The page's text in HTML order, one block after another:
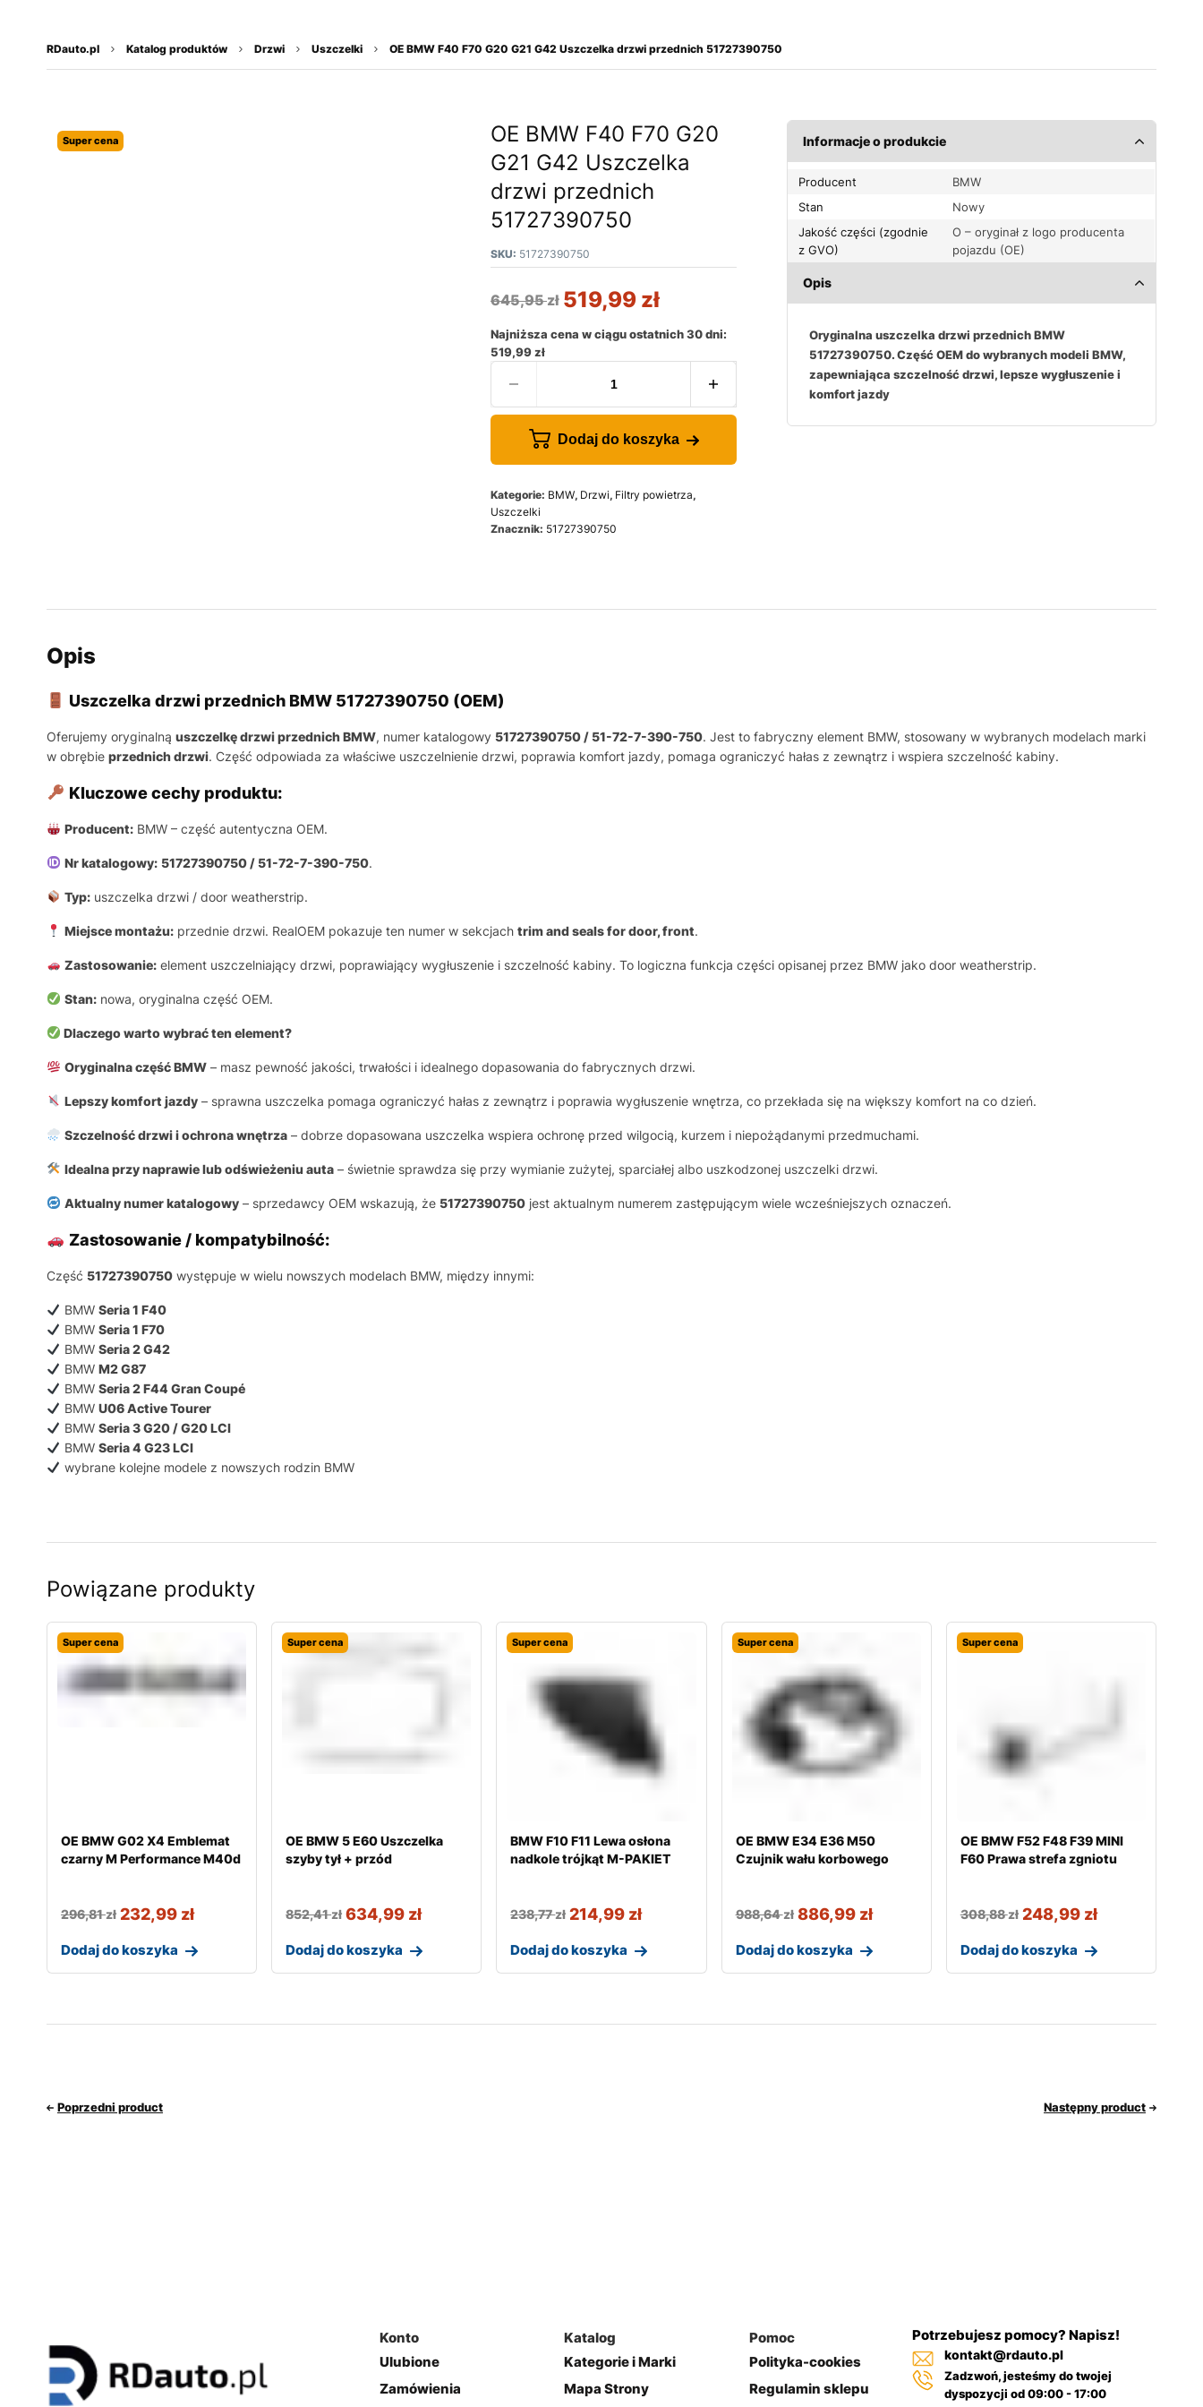
RDauto.pl Katalog produktów Drzwi Uszczelki OE BMW F40 F70 G20 G21 G42 Uszczelka drzwi przednich 51727390750
Super cena
OE BMW F40 F70 G20
G21 G42 Uszczelka
drzwi przednich
51727390750
SKU: 51727390750
645,95zł 519,99 zł
Najniższa cena w ciągu ostatnich 30 dni:
519,99zł
Dodaj do koszyka
Kategorie: BMW, Drzwi, Filtry powietrza,
Uszczelki
Znacznik: 51727390750
Informacje o produkcie
Producent
BMW
Stan
Nowy
Jakość części (zgodnie
z GVO)
O – oryginał z logo producenta
pojazdu (OE)
Opis
Oryginalna uszczelka drzwi przednich BMW
51727390750. Część OEM do wybranych modeli BMW,
zapewniająca szczelność drzwi, lepsze wygłuszenie i
komfort jazdy
Opis
Uszczelka drzwi przednich BMW 51727390750 (OEM)
Oferujemy oryginalną uszczelkę drzwi przednich BMW, numer katalogowy 51727390750 / 51-72-7-390-750. Jest to fabryczny element BMW, stosowany w wybranych modelach marki
w obrębie przednich drzwi. Część odpowiada za właściwe uszczelnienie drzwi, poprawia komfort jazdy, pomaga ograniczyć hałas z zewnątrz i wspiera szczelność kabiny.
Kluczowe cechy produktu:
Producent:BMW – część autentyczna OEM.
Nr katalogowy: 51727390750 / 51-72-7-390-750.
Typ:uszczelka drzwi / door weatherstrip.
Miejsce montażu:przednie drzwi. RealOEM pokazuje ten numer w sekcjach trim and seals for door, front.
Zastosowanie:element uszczelniający drzwi, poprawiający wygłuszenie i szczelność kabiny. To logiczna funkcja części opisanej przez BMW jako door weatherstrip.
Stan:nowa, oryginalna część OEM.
Dlaczego warto wybrać ten element?
Oryginalna część BMW– masz pewność jakości, trwałości i idealnego dopasowania do fabrycznych drzwi.
Lepszy komfort jazdy– sprawna uszczelka pomaga ograniczyć hałas z zewnątrz i poprawia wygłuszenie wnętrza, co przekłada się na większy komfort na co dzień.
Szczelność drzwi i ochrona wnętrza– dobrze dopasowana uszczelka wspiera ochronę przed wilgocią, kurzem i niepożądanymi przedmuchami.
Idealna przy naprawie lub odświeżeniu auta– świetnie sprawdza się przy wymianie zużytej, sparciałej albo uszkodzonej uszczelki drzwi.
Aktualny numer katalogowy– sprzedawcy OEM wskazują, że 51727390750jest aktualnym numerem zastępującym wiele wcześniejszych oznaczeń.
Zastosowanie / kompatybilność:
Część 51727390750 występuje w wielu nowszych modelach BMW, między innymi:
BMW Seria 1 F40
BMW Seria 1 F70
BMW Seria 2 G42
BMW M2 G87
BMW Seria 2 F44 Gran Coupé
BMW U06 Active Tourer
BMW Seria 3 G20 / G20 LCI
BMW Seria 4 G23 LCI
wybrane kolejne modele z nowszych rodzin BMW
Powiązane produkty
Super cena
OE BMW G02 X4 Emblemat
czarny M Performance M40d
296,81zł 232,99 zł
Dodaj do koszyka
Super cena
OE BMW 5 E60 Uszczelka
szyby tył + przód
852,41zł 634,99 zł
Dodaj do koszyka
Super cena
BMW F10 F11 Lewa osłona
nadkole trójkąt M-PAKIET
238,77zł 214,99 zł
Dodaj do koszyka
Super cena
OE BMW E34 E36 M50
Czujnik wału korbowego
988,64zł 886,99 zł
Dodaj do koszyka
Super cena
OE BMW F52 F48 F39 MINI
F60 Prawa strefa zgniotu
308,88zł 248,99 zł
Dodaj do koszyka
Poprzedni product Następny product
Konto
Ulubione
Zamówienia
Katalog
Kategorie i Marki
Mapa Strony
Pomoc
Polityka-cookies
Regulamin sklepu
Potrzebujesz pomocy? Napisz!
kontakt@rdauto.pl
Zadzwoń, jesteśmy do twojej
dyspozycji od 09:00 - 17:00